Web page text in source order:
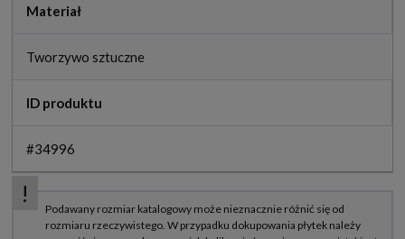
Materiał
Tworzywo sztuczne
ID produktu
#34996